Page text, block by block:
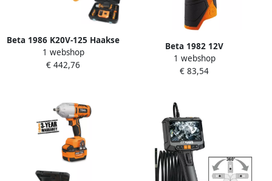
Beta 1986 K20V-125 Haakse
Slijper (Set) 019860015
1 webshop
€ 442,76
Beta 1982 12V
Omschakelbare
Slagschroevendraaier
1 webshop
€ 83,54